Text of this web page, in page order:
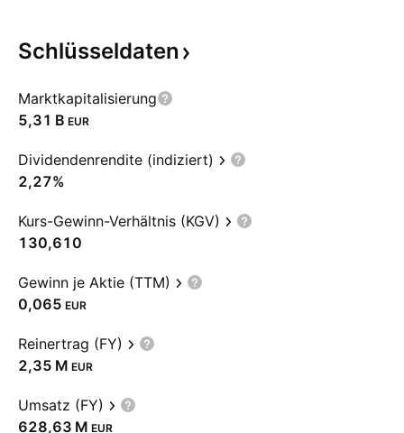
Schlüsseldaten
Marktkapitalisierung
‪5,31 B‬ EUR
Dividendenrendite (indiziert)
2,27%
Kurs-Gewinn-Verhältnis (KGV)
130,610
Gewinn je Aktie (TTM)
0,065 EUR
Reinertrag (FY)
‪2,35 M‬ EUR
Umsatz (FY)
‪628,63 M‬ EUR